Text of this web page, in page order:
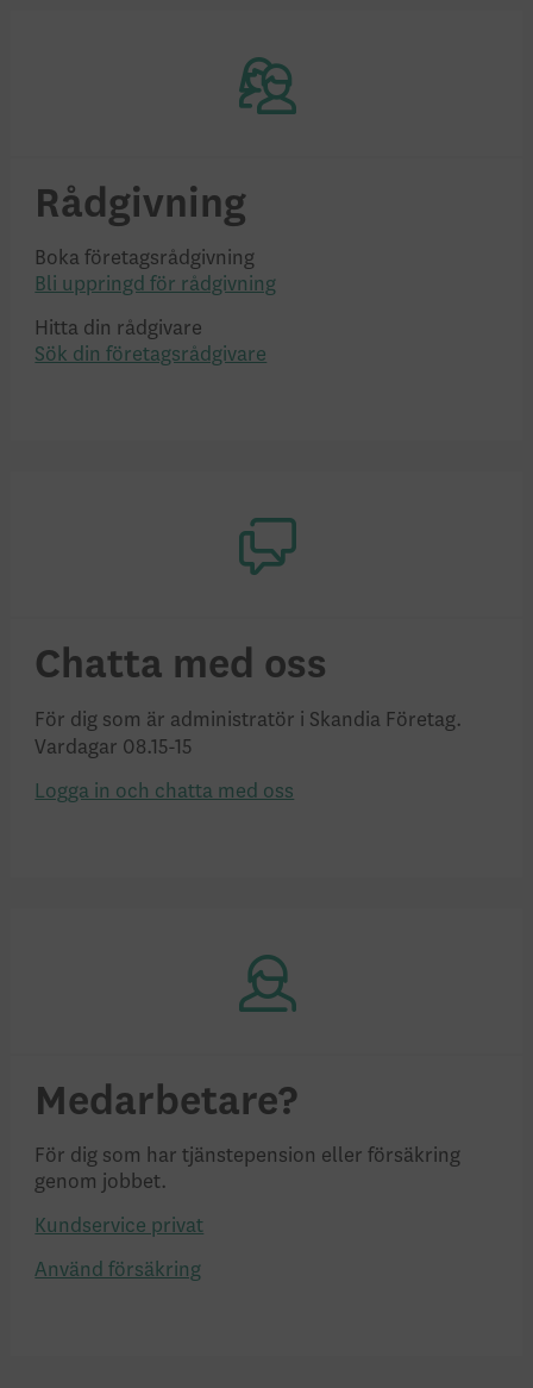
Rådgivning
Boka företagsrådgivning
Bli uppringd för rådgivning
Hitta din rådgivare
Sök din företagsrådgivare
Chatta med oss
För dig som är administratör i Skandia Företag.
Vardagar 08.15-15
Logga in och chatta med oss
Medarbetare?
För dig som har tjänstepension eller försäkring
genom jobbet.
Kundservice privat
Använd försäkring